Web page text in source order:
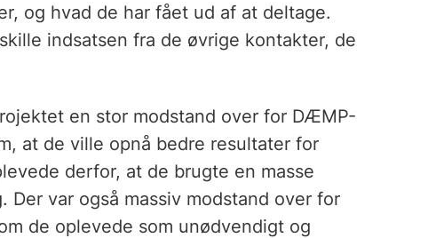
og hvad de har fået ud af at deltage.
indsatsen fra de øvrige kontakter, de
en stor modstand over for DÆMP-
at de ville opnå bedre resultater for
derfor, at de brugte en masse
var også massiv modstand over for
de oplevede som unødvendigt og